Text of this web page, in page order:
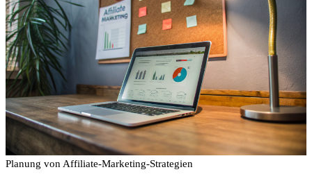
Planung von Affiliate-Marketing-Strategien